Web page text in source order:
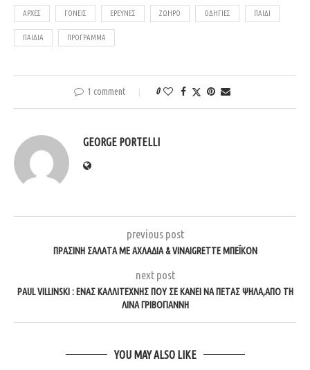
ΑΡΧΈΣ ΓΟΝΕΊΣ ΈΡΕΥΝΕΣ ΖΩΗΡΌ ΟΔΗΓΊΕΣ ΠΑΙΔΊ
ΠΑΙΔΙΆ ΠΡΌΓΡΑΜΜΑ
1 comment 0
GEORGE PORTELLI
previous post
ΠΡΆΣΙΝΗ ΣΑΛΆΤΑ ΜΕ ΑΧΛΆΔΙΑ & VINAIGRETTE ΜΠΈΙΚΟΝ
next post
PAUL VILLINSKI : ΈΝΑΣ ΚΑΛΛΙΤΈΧΝΗΣ ΠΟΥ ΣΕ ΚΆΝΕΙ ΝΑ ΠΕΤΆΣ ΨΗΛΆ,ΑΠΌ ΤΗ
ΛΊΝΑ ΓΡΙΒΟΓΙΆΝΝΗ
YOU MAY ALSO LIKE